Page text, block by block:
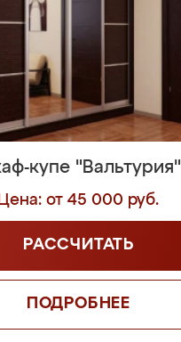
купе "Вальтурия"
Цена: от 45 000 руб.
РАССЧИТАТЬ
ПОДРОБНЕЕ